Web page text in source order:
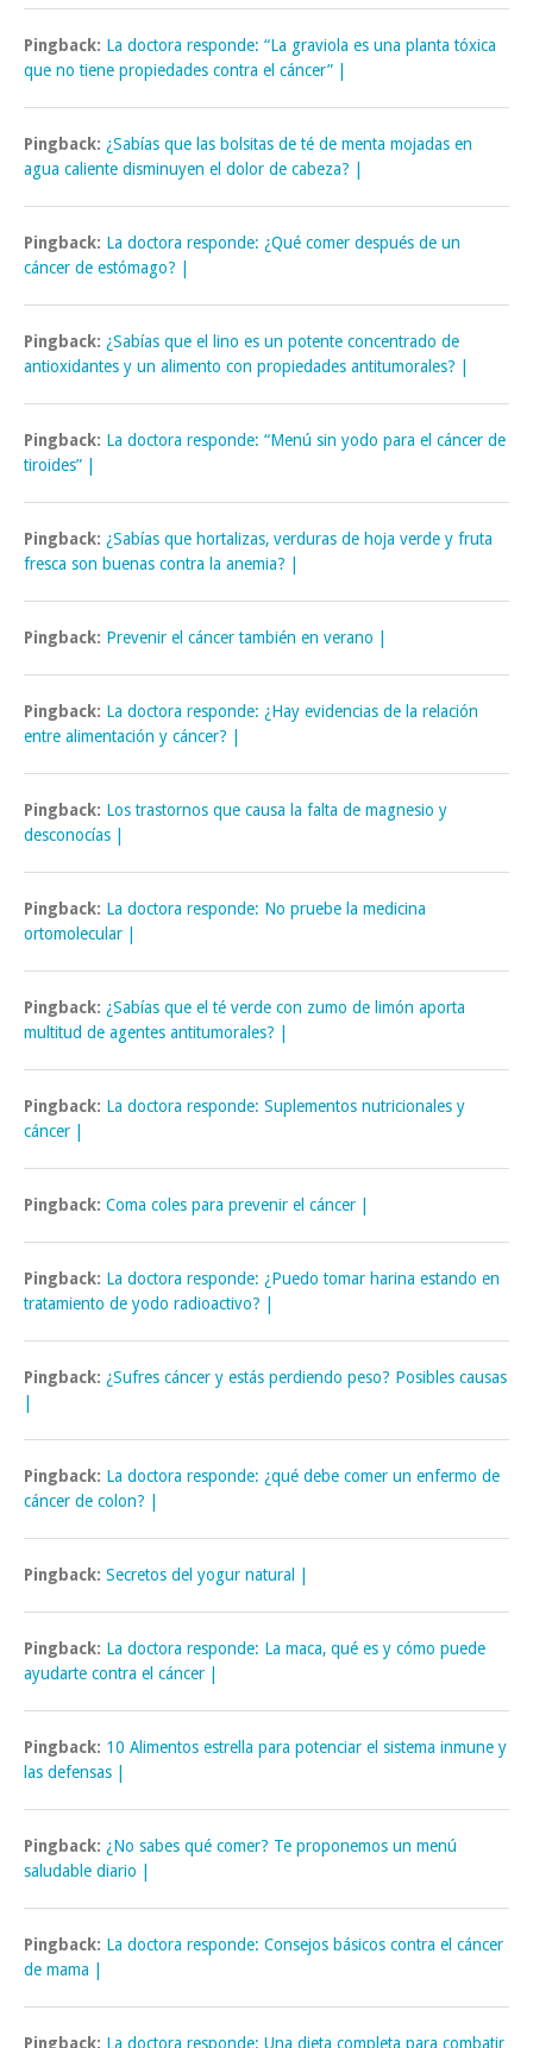
Pingback: La doctora responde: “La graviola es una planta tóxica
que no tiene propiedades contra el cáncer” |
Pingback: ¿Sabías que las bolsitas de té de menta mojadas en
agua caliente disminuyen el dolor de cabeza? |
Pingback: La doctora responde: ¿Qué comer después de un
cáncer de estómago? |
Pingback: ¿Sabías que el lino es un potente concentrado de
antioxidantes y un alimento con propiedades antitumorales? |
Pingback: La doctora responde: “Menú sin yodo para el cáncer de
tiroides” |
Pingback: ¿Sabías que hortalizas, verduras de hoja verde y fruta
fresca son buenas contra la anemia? |
Pingback: Prevenir el cáncer también en verano |
Pingback: La doctora responde: ¿Hay evidencias de la relación
entre alimentación y cáncer? |
Pingback: Los trastornos que causa la falta de magnesio y
desconocías |
Pingback: La doctora responde: No pruebe la medicina
ortomolecular |
Pingback: ¿Sabías que el té verde con zumo de limón aporta
multitud de agentes antitumorales? |
Pingback: La doctora responde: Suplementos nutricionales y
cáncer |
Pingback: Coma coles para prevenir el cáncer |
Pingback: La doctora responde: ¿Puedo tomar harina estando en
tratamiento de yodo radioactivo? |
Pingback: ¿Sufres cáncer y estás perdiendo peso? Posibles causas
Pingback: La doctora responde: ¿qué debe comer un enfermo de
cáncer de colon? |
Pingback: Secretos del yogur natural |
Pingback: La doctora responde: La maca, qué es y cómo puede
ayudarte contra el cáncer |
Pingback: 10 Alimentos estrella para potenciar el sistema inmune y
las defensas |
Pingback: ¿No sabes qué comer? Te proponemos un menú
saludable diario |
Pingback: La doctora responde: Consejos básicos contra el cáncer
de mama |
Pingback: La doctora responde: Una dieta completa para combatir